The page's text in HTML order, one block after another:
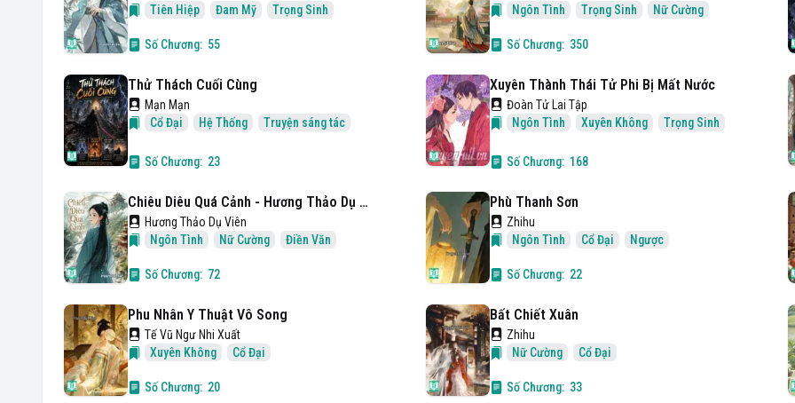
Tiên Hiệp
Đam Mỹ Trọng Sinh
Số Chương: 55
Ngôn Tình
Trọng Sinh Nữ Cường
Số Chương: 350
Thử Thách Cuối Cùng
Mạn Mạn
Cổ Đại
Hệ Thống Truyện sáng tác
Số Chương: 23
Xuyên Thành Thái Tử Phi Bị Mất Nước
Đoàn Tử Lai Tập
Ngôn Tình
Xuyên Không Trọng Sinh
Số Chương: 168
Chiêu Diêu Quá Cảnh - Hương Thảo Dụ Viên
Hương Thảo Dụ Viên
Ngôn Tình
Nữ Cường Điền Văn
Số Chương: 72
Phù Thanh Sơn
Zhihu
Ngôn Tình
Cổ Đại Ngược
Số Chương: 22
Phu Nhân Y Thuật Vô Song
Tế Vũ Ngư Nhi Xuất
Xuyên Không
Cổ Đại
Số Chương: 20
Bất Chiết Xuân
Zhihu
Nữ Cường
Cổ Đại
Số Chương: 33